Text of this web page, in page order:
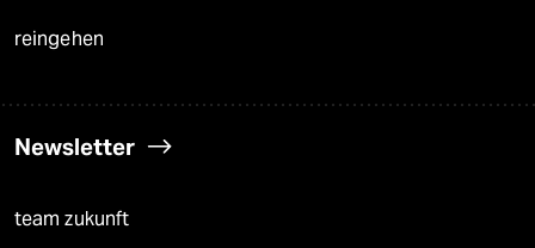
reingehen
Newsletter
team zukunft